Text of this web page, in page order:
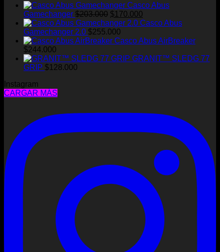
Casco Abus
Gamechanger $203.000 El
precio
original
era:
$170.000
precio
es:
Casco Abus
Gamechanger 2.0 $255.000
Casco Abus AirBreaker
$244.000
GRANIT™ SLEDG 77
GRIP $128.000
Instagram
CARGAR MÁS